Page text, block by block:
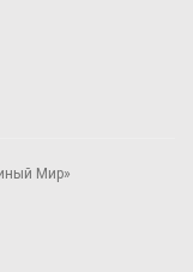
Мир»